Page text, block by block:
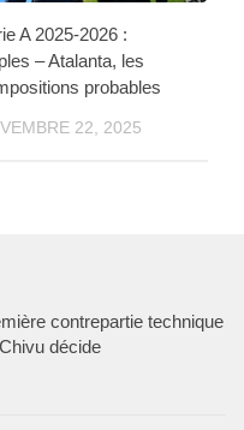
A 2025-2026 :
– Atalanta, les
probables
22, 2025
contrepartie technique
décide